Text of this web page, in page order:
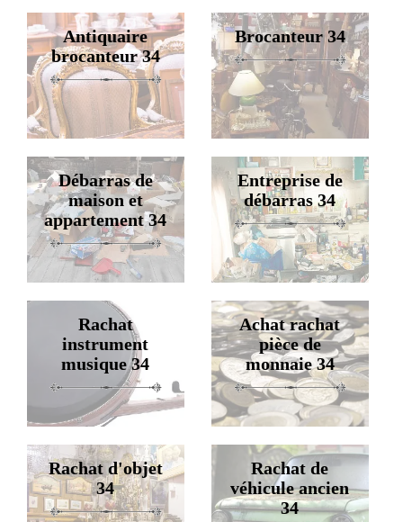
Antiquaire
brocanteur 34
Brocanteur 34
Débarras de
maison et
appartement 34
Entreprise de
débarras 34
Rachat
instrument
musique 34
Achat rachat
pièce de
monnaie 34
Rachat d'objet
34
Rachat de
véhicule ancien
34